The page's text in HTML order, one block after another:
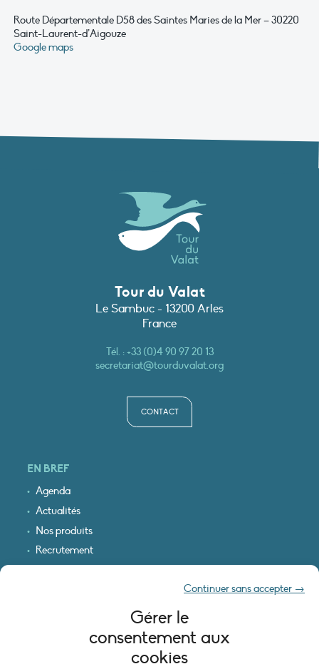
Gérer le
consentement aux
cookies
Continuer sans accepter →
Route Départementale D58 des Saintes Maries de la Mer – 30220
Saint-Laurent-d’Aigouze
Google maps
Tour du Valat
Le Sambuc - 13200 Arles
France
Tél. : +33 (0)4 90 97 20 13
secretariat@tourduvalat.org
CONTACT
EN BREF
Agenda
Actualités
Nos produits
Recrutement
INFORMATIONS LÉGALES
Mentions légales